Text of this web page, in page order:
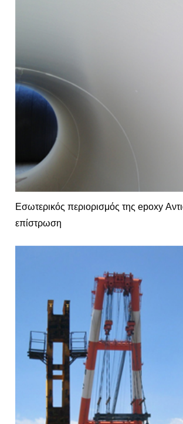
Εσωτερικός περιορισμός της epoxy
επίστρωση